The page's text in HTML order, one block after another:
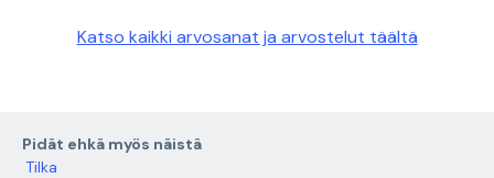
Katso kaikki arvosanat ja arvostelut täältä
Pidät ehkä myös näistä
Tilka